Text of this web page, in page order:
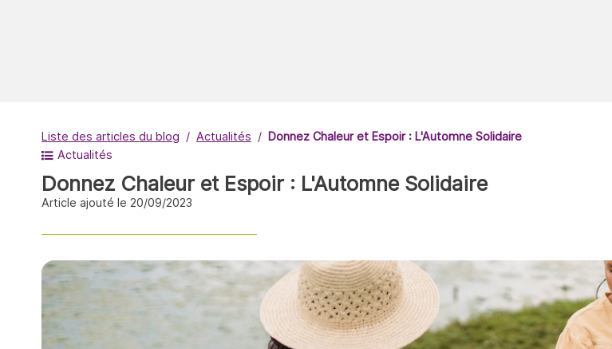
Liste des articles du blog Actualités
Donnez Chaleur et Espoir : L'Automne Solidaire
Actualités
Donnez Chaleur et Espoir : L'Automne Solidaire
Article ajouté le 20/09/2023